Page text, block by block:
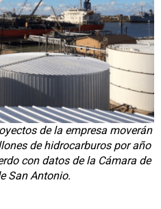
de la empresa moverán
de hidrocarburos por año
con datos de la Cámara de
San Antonio.